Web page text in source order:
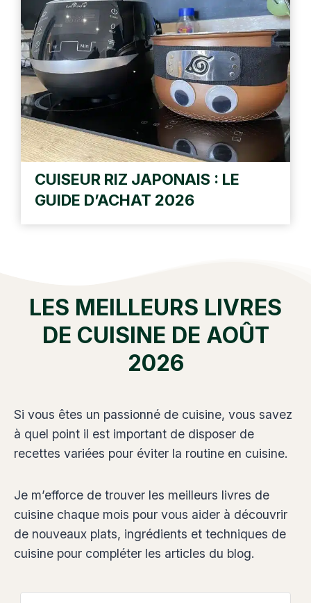
CUISEUR RIZ JAPONAIS : LE
GUIDE D’ACHAT 2026
LES MEILLEURS LIVRES
DE CUISINE DE AOÛT
2026
Si vous êtes un passionné de cuisine, vous savez
à quel point il est important de disposer de
recettes variées pour éviter la routine en cuisine.
Je m’efforce de trouver les meilleurs livres de
cuisine chaque mois pour vous aider à découvrir
de nouveaux plats, ingrédients et techniques de
cuisine pour compléter les articles du blog.